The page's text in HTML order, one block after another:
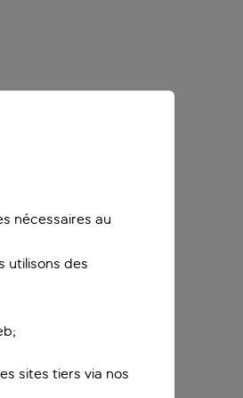
nécessaires au
utilisons des
sites tiers via nos